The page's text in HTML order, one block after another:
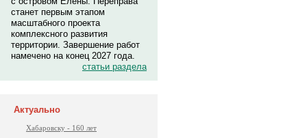
станет первым этапом
масштабного проекта
комплексного развития
территории. Завершение работ
намечено на конец 2027 года.
статьи раздела
Актуально
Хабаровску - 160 лет